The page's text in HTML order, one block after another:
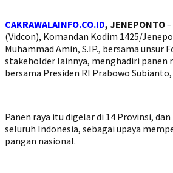
CAKRAWALAINFO.CO.ID, JENEPONTO
(Vidcon), Komandan Kodim 1425/
Muhammad Amin, S.IP., bersama unsur
stakeholder lainnya, menghadiri panen
bersama Presiden RI Prabowo
Panen raya itu digelar di 14 Provinsi,
seluruh Indonesia, sebagai upaya
pangan nasional.